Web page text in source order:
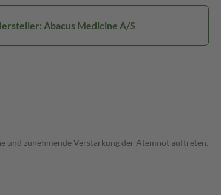
Abacus Medicine A/S
und zunehmende Verstärkung der Atemnot auftreten.